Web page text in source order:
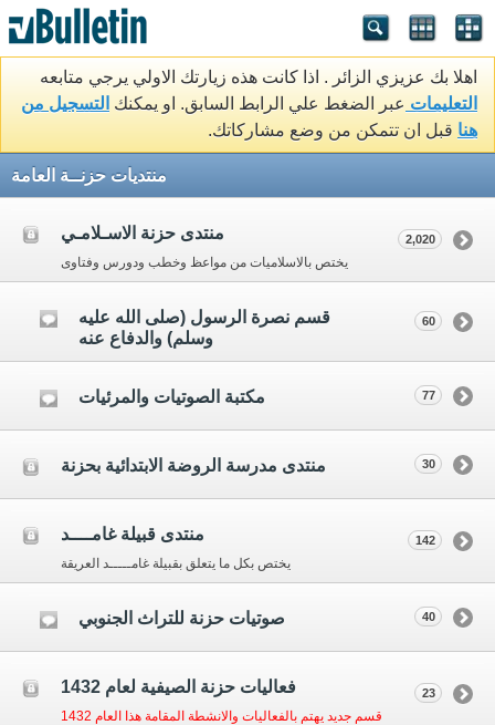
اهلا بك عزيزي الزائر . اذا كانت هذه زيارتك الاولي يرجي متابعه
التعليمات عبر الضغط علي الرابط السابق. او يمكنك التسجيل من
هنا قبل ان تتمكن من وضع مشاركاتك.
منتديات حزنــة العامة
منتدى حزنة الاسـلامـي
يختص بالاسلاميات من مواعظ وخطب ودورس وفتاوى
2,020
قسم نصرة الرسول (صلى الله عليه
وسلم) والدفاع عنه
60
مكتبة الصوتيات والمرئيات 77
منتدى مدرسة الروضة الابتدائية بحزنة 30
منتدى قبيلة غامــــد
يختص بكل ما يتعلق بقبيلة غامـــــد العريقة
142
صوتيات حزنة للتراث الجنوبي 40
فعاليات حزنة الصيفية لعام 1432
قسم جديد يهتم بالفعاليات والانشطة المقامة هذا العام 1432
23